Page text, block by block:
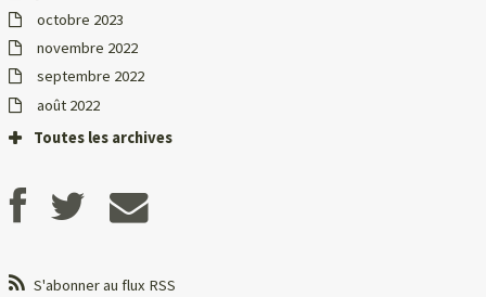
octobre 2023
novembre 2022
septembre 2022
août 2022
Toutes les archives
S'abonner au flux RSS